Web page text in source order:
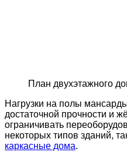
План двухэтажного
Нагрузки на полы
достаточной прочности и
ограничивать
некоторых типов зданий,
каркасные дома.